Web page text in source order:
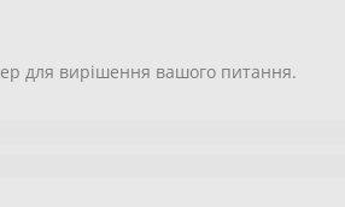
для вирішення вашого питання.